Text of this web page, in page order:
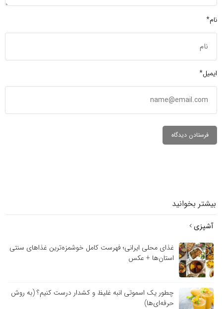
نام*
ایمیل*
بیشتر بخوانید
آشپزی
غذای محلی ایرانی؛ فهرست کامل خوشمزه‌ترین غذاهای سنتی
استان‌ها + عکس
چطور یک اسموتی انبه غلیظ و کشدار درست کنیم؟ (به روش
حرفه‌ای‌ها)